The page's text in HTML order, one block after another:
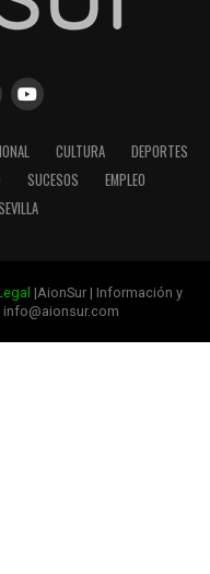
CULTURA
DEPORTES
SUCESOS
EMPLEO
|AionSur | Información y
info@aionsur.com